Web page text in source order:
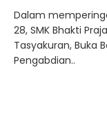
Dalam
28, SMK Bhakti
Tasyakuran, Buka
Pengabdian..